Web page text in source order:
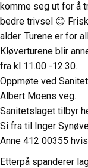
komme seg ut for å
bedre trivsel 😊
alder. Turene er for
Kløverturene blir
fra kl 11.00 -12.30.
Oppmøte ved
Albert Moens veg.
Sanitetslaget tilbyr
Si fra til Inger
Anne 412 00355
Etterpå spanderer